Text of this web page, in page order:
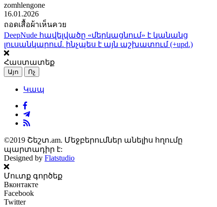
zomhlengone
16.01.2026
ถอดเสื้อผ้าเห็นควย
DeepNude հավելվածը «մերկացնում» է կանանց
լուսանկարում. ինչպես է այն աշխատում (+upd.)
Հաստատեք
Այո Ոչ
Կապ
©2019 Շեշտ.am. Մեջբերումներ անելիս հղումը
պարտադիր է:
Designed by Flatstudio
Մուտք գործեք
Вконтакте
Facebook
Twitter